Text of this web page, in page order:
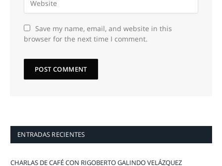
Save my name, email, and website in this
browser for the next time I comment.
ENTRADAS RECIENTES
CHARLAS DE CAFÉ CON RIGOBERTO GALINDO VELÁZQUEZ